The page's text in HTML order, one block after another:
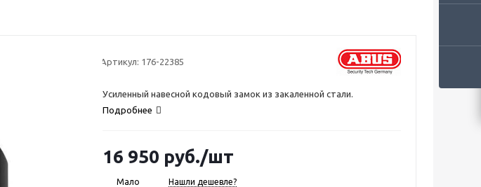
Артикул: 176-22385
Усиленный навесной кодовый замок из закаленной стали.
Подробнее
16 950 руб./шт
Мало Нашли дешевле?